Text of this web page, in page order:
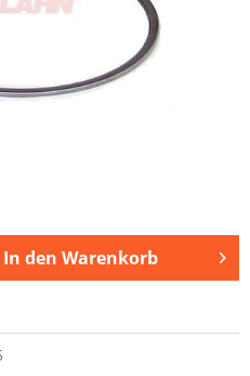
In den Warenkorb